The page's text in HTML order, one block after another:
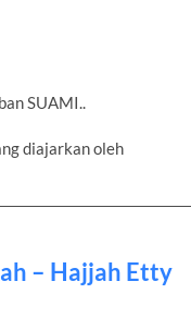
SUAMI..
diajarkan oleh
– Hajjah Etty